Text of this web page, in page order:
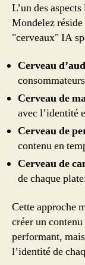
L’un des
Mondelez
"cerveaux" IA
Cerveau
Cerveau de
avec l’identité
Cerveau de
contenu en
Cerveau de
de chaque
Cette approche
créer un
performant,
l’identité de